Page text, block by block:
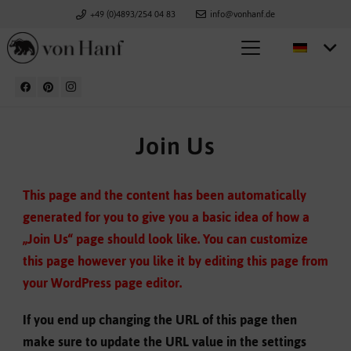
+49 (0)4893/254 04 83 info@vonhanf.de
Join Us
This page and the content has been automatically
generated for you to give you a basic idea of how a
„Join Us“ page should look like. You can customize
this page however you like it by editing this page from
your WordPress page editor.
If you end up changing the URL of this page then
make sure to update the URL value in the settings